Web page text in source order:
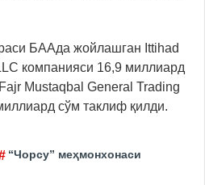
БААда жойлашган Ittihad
компанияси 16,9 миллиард
Mustaqbal General Trading
сўм таклиф қилди.
“Чорсу” меҳмонхонаси